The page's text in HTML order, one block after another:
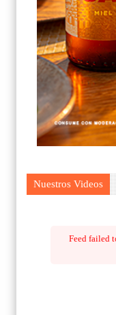
Nuestros Videos
Feed failed